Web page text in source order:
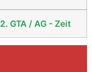
2. GTA / AG - Zeit